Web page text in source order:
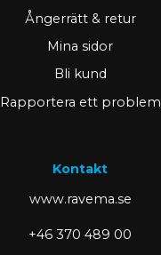
Ångerrätt & retur
Mina sidor
Bli kund
Rapportera ett problem
Kontakt
www.ravema.se
+46 370 489 00